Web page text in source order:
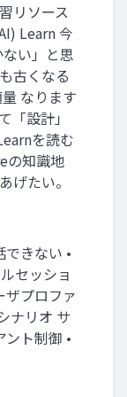
リソース
Learn 今
い」と思
古くなる
なります
「設計」
を読む
の知識地
げたい。
きない •
セッショ
ザプロファ
ナリオ サ
ント制御 •